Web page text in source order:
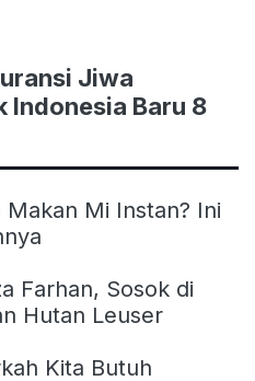
Jiwa
Indonesia Baru 8
Mi Instan? Ini
Farhan, Sosok di
Hutan Leuser
Kita Butuh